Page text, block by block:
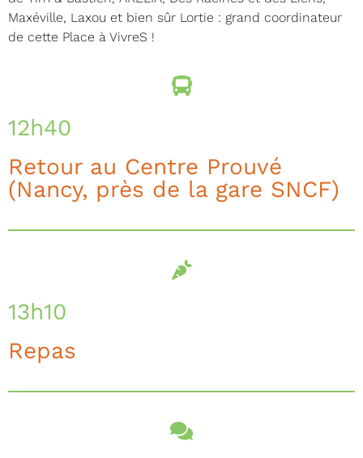
Maxéville, Laxou et bien sûr Lortie : grand coordinateur
de cette Place à VivreS !
12h40
Retour au Centre Prouvé
(Nancy, près de la gare SNCF)
13h10
Repas